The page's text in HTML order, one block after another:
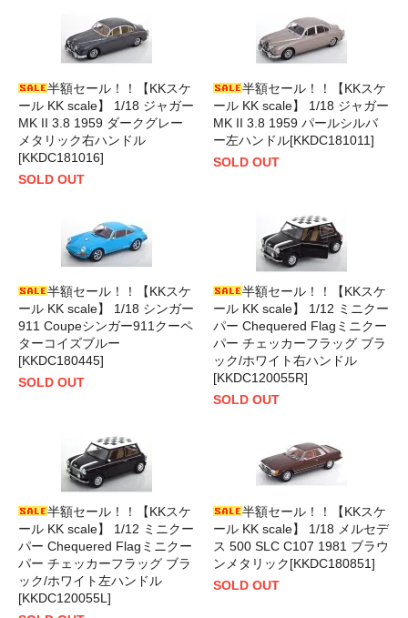
半額セール！！【KKスケ
ール KK scale】 1/18 ジャガー
MK II 3.8 1959 ダークグレー
メタリック右ハンドル
[KKDC181016]
SOLD OUT
半額セール！！【KKスケ
ール KK scale】 1/18 ジャガー
MK II 3.8 1959 パールシルバ
ー左ハンドル[KKDC181011]
SOLD OUT
半額セール！！【KKスケ
ール KK scale】 1/18 シンガー
911 Coupeシンガー911クーペ
ターコイズブルー
[KKDC180445]
SOLD OUT
半額セール！！【KKスケ
ール KK scale】 1/12 ミニクー
パー Chequered Flagミニクー
パー チェッカーフラッグ ブラ
ック/ホワイト右ハンドル
[KKDC120055R]
SOLD OUT
半額セール！！【KKスケ
ール KK scale】 1/12 ミニクー
パー Chequered Flagミニクー
パー チェッカーフラッグ ブラ
ック/ホワイト左ハンドル
[KKDC120055L]
半額セール！！【KKスケ
ール KK scale】 1/18 メルセデ
ス 500 SLC C107 1981 ブラウ
ンメタリック[KKDC180851]
SOLD OUT